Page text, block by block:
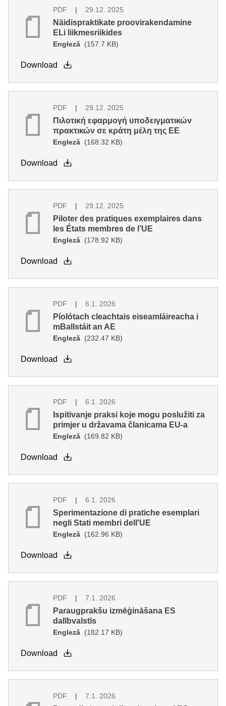
PDF 29.12. 2025
Näidispraktikate proovirakendamine
ELi liikmesriikides
Engleză (157.7 KB)
Download
PDF 29.12. 2025
Πιλοτική εφαρμογή υποδειγματικών
πρακτικών σε κράτη μέλη της ΕΕ
Engleză (168.32 KB)
Download
PDF 29.12. 2025
Piloter des pratiques exemplaires dans
les États membres de l’UE
Engleză (178.92 KB)
Download
PDF 6.1. 2026
Píolótach cleachtais eiseamláireacha i
mBallstáit an AE
Engleză (232.47 KB)
Download
PDF 6.1. 2026
Ispitivanje praksi koje mogu poslužiti za
primjer u državama članicama EU-a
Engleză (169.82 KB)
Download
PDF 6.1. 2026
Sperimentazione di pratiche esemplari
negli Stati membri dell'UE
Engleză (162.96 KB)
Download
PDF 7.1. 2026
Paraugprakšu izmēģināšana ES
dalībvalstīs
Engleză (182.17 KB)
Download
PDF 7.1. 2026